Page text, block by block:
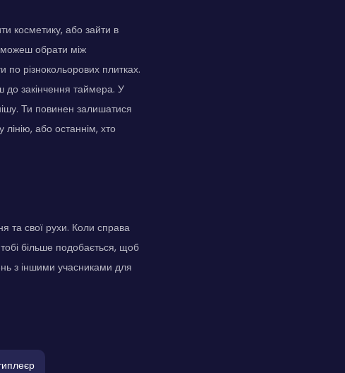
косметику, або зайти в
можеш обрати між
різнокольорових плитках.
до закінчення таймера. У
Ти повинен залишатися
або останнім, хто
та свої рухи. Коли справа
більше подобається, щоб
з іншими учасниками для